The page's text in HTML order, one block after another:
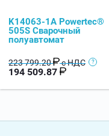
K14063-1A Powertec®
505S Сварочный
полуавтомат
223 799.20 с НДС
194 509.87